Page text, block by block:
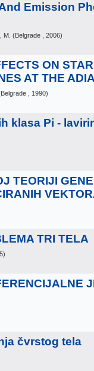
Emission
M. (Belgrade , 2006)
ON
AT THE
Belgrade , 1990)
klasa Pi -
TEORIJI
TRI TELA
)
čvrstog tela